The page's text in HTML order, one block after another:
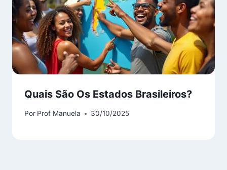
Quais São Os Estados Brasileiros?
Por Prof Manuela 30/10/2025